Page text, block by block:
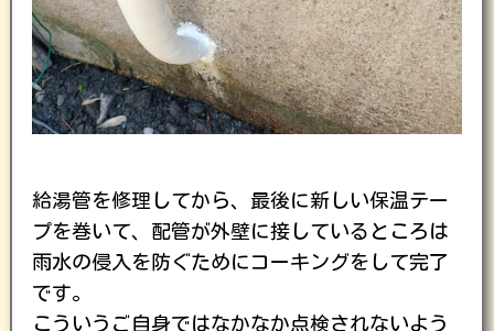
給湯管を修理してから、最後に新しい保温テー
プを巻いて、配管が外壁に接しているところは
雨水の侵入を防ぐためにコーキングをして完了
です。
こういうご自身ではなかなか点検されないよう